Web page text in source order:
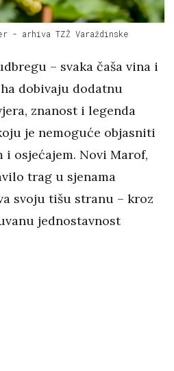
- arhiva TZŽ Varaždinske
– svaka čaša vina i
dobivaju dodatnu
znanost i legenda
je nemoguće objasniti
i osjećajem. Novi Marof,
trag u sjenama
svoju tišu stranu – kroz
jednostavnost